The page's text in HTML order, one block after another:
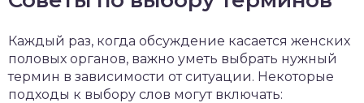
Каждый раз, когда обсуждение касается женских
половых органов, важно уметь выбрать нужный
термин в зависимости от ситуации. Некоторые
подходы к выбору слов могут включать: